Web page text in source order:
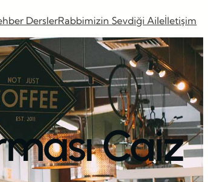
DerslerRabbimizin Sevdiği Aileİletişim
Caiz